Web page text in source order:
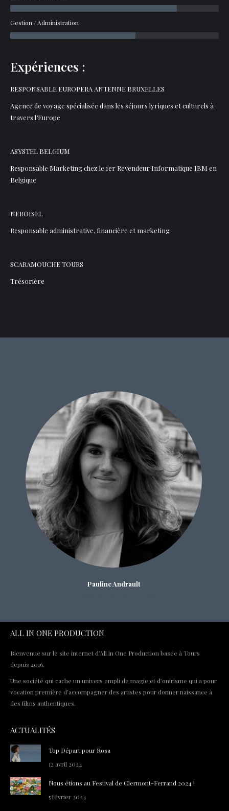
Gestion / Administration
Expériences :
RESPONSABLE EUROPERA ANTENNE BRUXELLES
Agence de voyage spécialisée dans les séjours lyriques et culturels à
travers l’Europe
ASYSTEL BELGIUM
Responsable Marketing chez le 1er Revendeur Informatique IBM en
Belgique
NEROISEL
Responsable administrative, financière et marketing
SCARAMOUCHE TOURS
Trésorière
Pauline Andrault
ALL IN ONE PRODUCTION
Bienvenue sur le site internet d’All in One Production basée à Tours
depuis 2016.
Une société qui cache un univers empli de magie et d’onirisme qui a pour
vocation première d’accompagner des artistes pour donner naissance à
des films authentiques.
ACTUALITÉS
Top Départ pour Rosa
12 avril 2024
Nous étions au Festival de Clermont-Ferrand 2024 !
5 février 2024